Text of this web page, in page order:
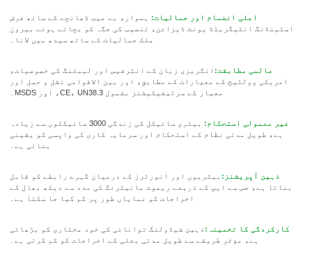
اعلی انضمام اور جمالیات: ہموار، بے عیب ڈھانچے کے ساتھ فرش
اسٹینڈنگ انٹیگریٹڈ یونٹ ڈیزائن، تنصیب کی جگہ کو بچاتے ہوئے بیرون
ملک جمالیات کے ساتھ سیدھ میں لانا۔
عالمی مطابقت: انگریزی زبان کے انٹرفیس اور لیبلنگ کی خصوصیات،
امریکی وولٹیج کے معیارات کے مطابق، اور بین الاقوامی نقل و حمل اور
معیار کے سرٹیفیکیشنز بشمول CE، UN38.3، اور MSDS۔
غیر معمولی استحکام:
بیٹری سائیکل کی زندگی 3000 سائیکلوں سے زیادہ
ہے، طویل مدتی نظام کے استحکام اور سرمایہ کاری کی واپسی کو یقینی
بناتی ہے۔
ذہین آپریشنز: بیٹریوں اور انورٹرز کے درمیان گہرے رابطے کو قابل
بناتا ہے، جس سے ایپ کے ذریعے ریموٹ مانیٹرنگ کی مدد سے دیکھ بھال کے
اخراجات کو نمایاں طور پر کم کیا جا سکتا ہے۔
کارکردگی کا تخمینہ: ذہین شیڈولنگ توانائی کی خود مختاری کو بڑھاتی
ہے، مؤثر طریقے سے طویل مدتی بجلی کے اخراجات کو کم کرتی ہے۔